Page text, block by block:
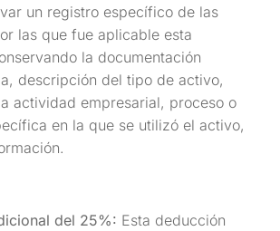
un registro específico de las
las que fue aplicable esta
la documentación
descripción del tipo de activo,
actividad empresarial, proceso o
en la que se utilizó el activo,
del 25%: Esta deducción